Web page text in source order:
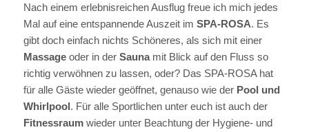
Nach einem erlebnisreichen Ausflug freue ich mich jedes
Mal auf eine entspannende Auszeit im SPA-ROSA. Es
gibt doch einfach nichts Schöneres, als sich mit einer
Massageoder in der Saunamit Blick auf den Fluss so
richtig verwöhnen zu lassen, oder? Das SPA-ROSA hat
für alle Gäste wieder geöffnet, genauso wie der Pool und
Whirlpool. Für alle Sportlichen unter euch ist auch der
Fitnessraumwieder unter Beachtung der Hygiene- und